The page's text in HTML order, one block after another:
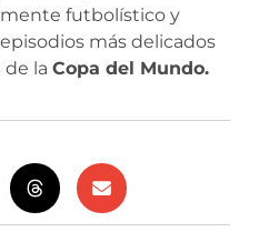
futbolístico y
más delicados
la Copa del Mundo.